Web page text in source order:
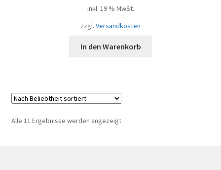
inkl. 19 % MwSt.
zzgl. Versandkosten
In den Warenkorb
Alle 11 Ergebnisse werden angezeigtNach